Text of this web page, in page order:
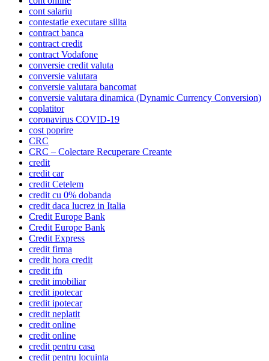
cont salariu
contestatie executare silita
contract banca
contract credit
contract Vodafone
conversie credit valuta
conversie valutara
conversie valutara bancomat
conversie valutara dinamica (Dynamic Currency Conversion)
coplatitor
coronavirus COVID-19
cost poprire
CRC
CRC – Colectare Recuperare Creante
credit
credit car
credit Cetelem
credit cu 0% dobanda
credit daca lucrez in Italia
Credit Europe Bank
Credit Europe Bank
Credit Express
credit firma
credit hora credit
credit ifn
credit imobiliar
credit ipotecar
credit ipotecar
credit neplatit
credit online
credit online
credit pentru casa
credit pentru locuinta